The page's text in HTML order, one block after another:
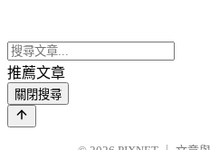
推薦文章
關閉搜尋